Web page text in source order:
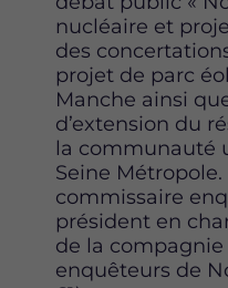
nucléaire et
des
projet de parc
Manche ainsi
d’extension du
la communauté
Seine
commissaire
président en
de la
enquêteurs de